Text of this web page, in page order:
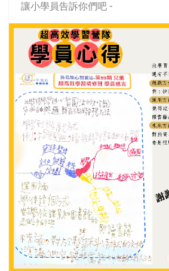
讓小學員告訴你們吧 -